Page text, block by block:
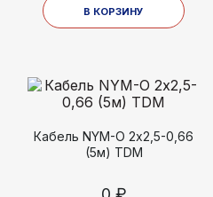
В КОРЗИНУ
Кабель NYM-O 2х2,5-0,66
(5м) TDM